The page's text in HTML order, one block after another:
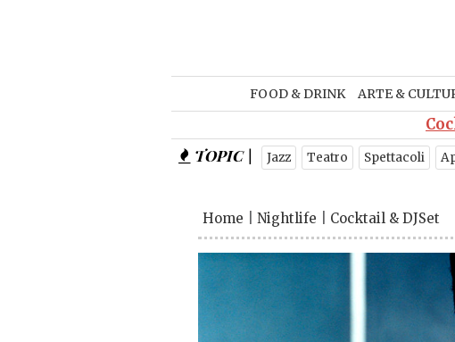
FOOD & DRINK ARTE &
TOPIC | Jazz Teatro Spettacoli
Home Nightlife Cocktail & DJSet